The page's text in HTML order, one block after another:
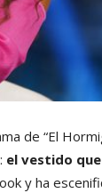
de “El
el vestido
y ha